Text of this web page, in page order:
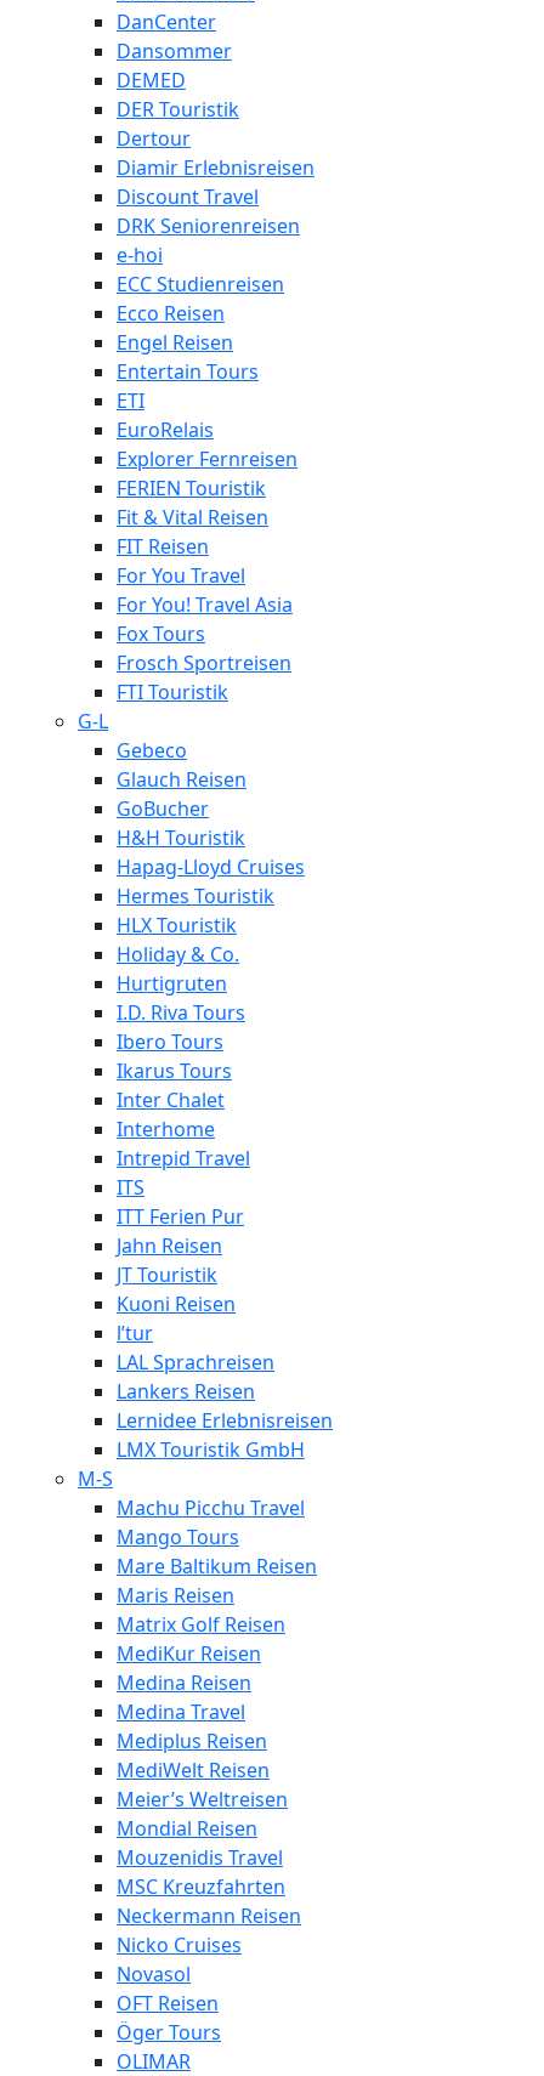
DanCenter
Dansommer
DEMED
DER Touristik
Dertour
Diamir Erlebnisreisen
Discount Travel
DRK Seniorenreisen
e-hoi
ECC Studienreisen
Ecco Reisen
Engel Reisen
Entertain Tours
ETI
EuroRelais
Explorer Fernreisen
FERIEN Touristik
Fit & Vital Reisen
FIT Reisen
For You Travel
For You! Travel Asia
Fox Tours
Frosch Sportreisen
FTI Touristik
G-L
Gebeco
Glauch Reisen
GoBucher
H&H Touristik
Hapag-Lloyd Cruises
Hermes Touristik
HLX Touristik
Holiday & Co.
Hurtigruten
I.D. Riva Tours
Ibero Tours
Ikarus Tours
Inter Chalet
Interhome
Intrepid Travel
ITS
ITT Ferien Pur
Jahn Reisen
JT Touristik
Kuoni Reisen
l’tur
LAL Sprachreisen
Lankers Reisen
Lernidee Erlebnisreisen
LMX Touristik GmbH
M-S
Machu Picchu Travel
Mango Tours
Mare Baltikum Reisen
Maris Reisen
Matrix Golf Reisen
MediKur Reisen
Medina Reisen
Medina Travel
Mediplus Reisen
MediWelt Reisen
Meier’s Weltreisen
Mondial Reisen
Mouzenidis Travel
MSC Kreuzfahrten
Neckermann Reisen
Nicko Cruises
Novasol
OFT Reisen
Öger Tours
OLIMAR